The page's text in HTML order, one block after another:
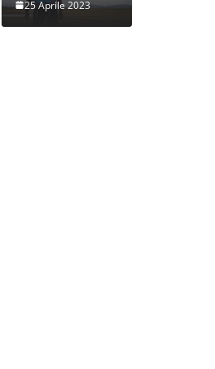
25 Aprile 2023